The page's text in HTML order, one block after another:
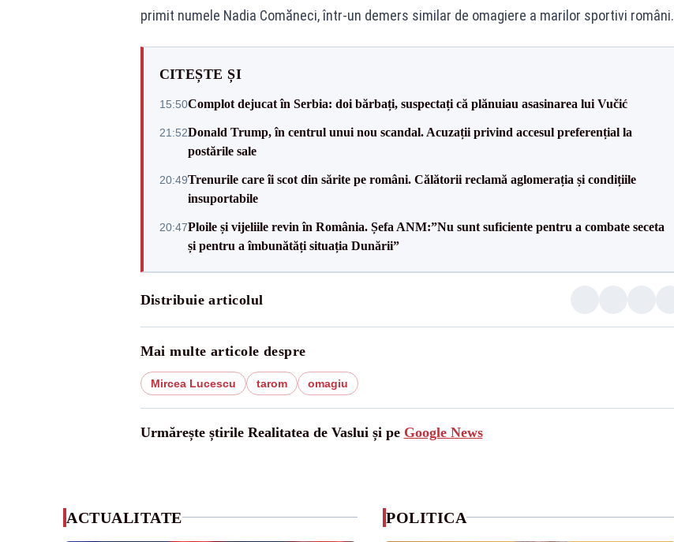
primit numele Nadia Comăneci, într-un demers similar de omagiere a marilor sportivi români.
CITEȘTE ȘI
15:50Complot dejucat în Serbia: doi bărbați, suspectați că plănuiau asasinarea lui Vučić
21:52Donald Trump, în centrul unui nou scandal. Acuzații privind accesul preferențial la
postările sale
20:49Trenurile care îi scot din sărite pe români. Călătorii reclamă aglomerația și condițiile
insuportabile
20:47Ploile și vijeliile revin în România. Șefa ANM:”Nu sunt suficiente pentru a combate seceta
și pentru a îmbunătăți situația Dunării”
Distribuie articolul
Mai multe articole despre
Mircea Lucescu tarom omagiu
Urmărește știrile Realitatea de Vaslui și pe Google News
ACTUALITATE POLITICA